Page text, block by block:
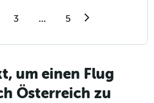
3 ... 5
um einen Flug
Österreich zu